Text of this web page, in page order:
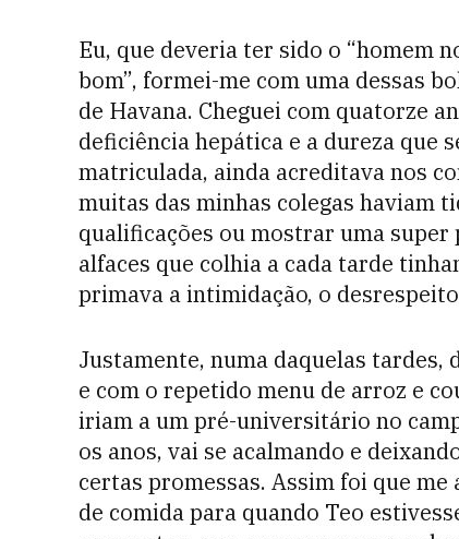
Eu, que deveria ter sido o “homem
bom”, formei-me com uma dessas
de Havana. Cheguei com quatorze
deficiência hepática e a dureza que
matriculada, ainda acreditava nos
muitas das minhas colegas haviam
qualificações ou mostrar uma super
alfaces que colhia a cada tarde
primava a intimidação, o
Justamente, numa daquelas tardes,
e com o repetido menu de arroz e
iriam a um pré-universitário no
os anos, vai se acalmando e
certas promessas. Assim foi que
de comida para quando Teo